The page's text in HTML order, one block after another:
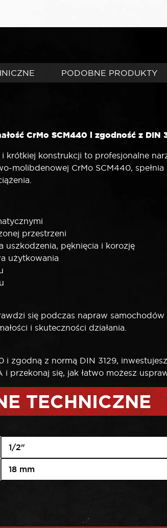
18
PODOBNE PRODUKTY
CrMo SCM440 i zgodność z DIN
i krótkiej konstrukcji to profesjonalne
CrMo SCM440,
przestrzeni
uszkodzenia, pęknięcia i korozję
użytkowania
się podczas napraw
i skuteczności działania.
i zgodną z normą DIN 3129,
przekonaj się, jak łatwo możesz
TECHNICZNE
1/2"
18 mm